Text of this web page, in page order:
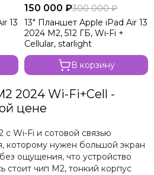
13
150 000 ₽300 000 ₽
13" Планшет Apple iPad Air 13
2024 M2, 512 ГБ, Wi-Fi +
Cellular, starlight
В корзину
2024 Wi-Fi+Cell -
цене
Wi-Fi и сотовой связью
которому нужен большой экран
ощущения, что устройство
стоит чип M2, тонкий корпус